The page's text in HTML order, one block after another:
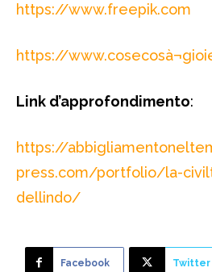
https://www.freepik.com
https://
Link d’approfondimento:
https://
press.com/portfolio/la-
dellindo/
Facebook Twitter